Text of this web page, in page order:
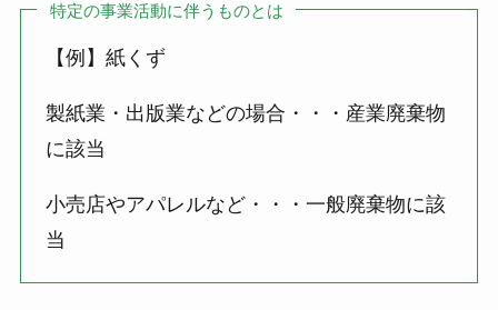
特定の事業活動に伴うものとは
【例】紙くず
製紙業・出版業などの場合・・・産業廃棄物
に該当
小売店やアパレルなど・・・一般廃棄物に該
当